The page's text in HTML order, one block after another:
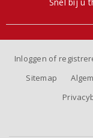
Inloggen of
Sitemap